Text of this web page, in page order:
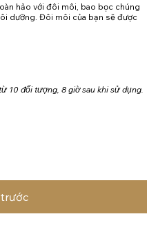
hảo với đôi môi, bao bọc chúng
dưỡng. Đôi môi của bạn sẽ được
10 đối tượng, 8 giờ sau khi sử dụng.